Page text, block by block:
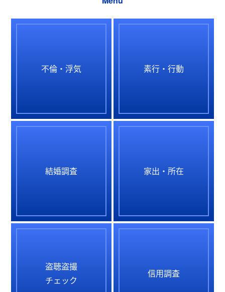
不倫・浮気 素行・行動
結婚調査 家出・所在
盗聴盗撮
チェック
信用調査